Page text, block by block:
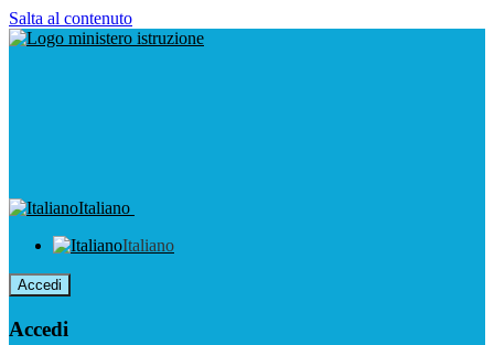
Salta al contenuto
Italiano
Italiano
Accedi
Accedi